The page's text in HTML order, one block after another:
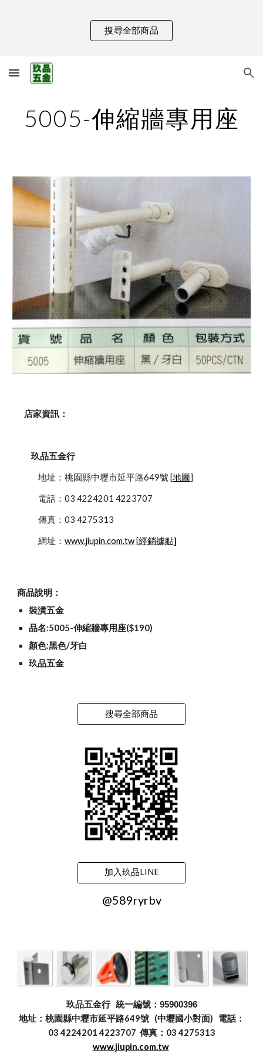
Skip to main content
搜尋全部商品
5005-伸縮牆專用座
    店家資訊：
玖品五金行
            地址：桃園縣中壢市延平路649號 [
地圖]
            電話：03 4224201 4223707
            傳真：03 4275313
            網址：
www.jiupin.com.tw [經銷據點]
商品說明：
裝潢五金
品名:5005-伸縮牆專用座($190)
顏色:黑色/牙白
玖品五金
搜尋全部商品
加入玖品LINE
@589ryrbv
玖品五金行 統一編號：95900396
地址：桃園縣中壢市延平路649號 (中壢國小對面) 電話：
03 4224201 4223707 傳真：03 4275313
www.jiupin.com.tw